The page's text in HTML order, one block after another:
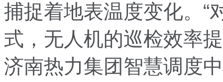
捕捉着地表温度变化。“
式，无人机的巡检效率
济南热力集团智慧调度